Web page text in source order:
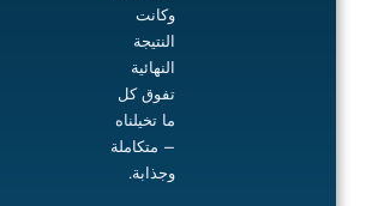
وكانت
النتيجة
النهائية
تفوق كل
ما تخيلناه
— متكاملة
وجذابة.